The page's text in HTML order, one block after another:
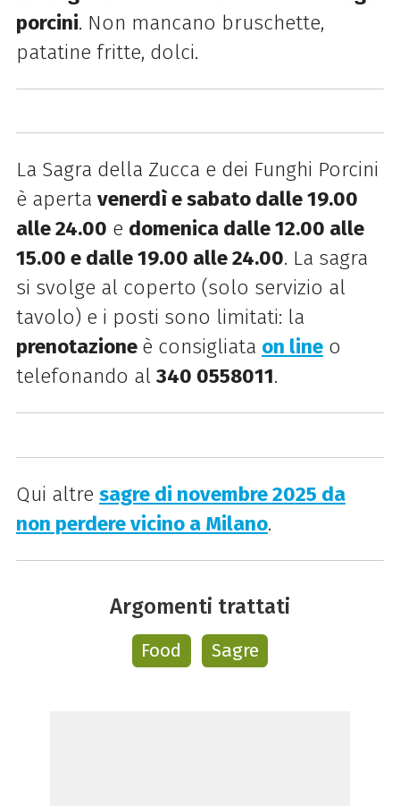
porcini. Non mancano bruschette,
patatine fritte, dolci.
La Sagra della Zucca e dei Funghi Porcini
è aperta venerdì e sabato dalle 19.00
alle 24.00 e domenica dalle 12.00 alle
15.00 e dalle 19.00 alle 24.00. La sagra
si svolge al coperto (solo servizio al
tavolo) e i posti sono limitati: la
prenotazione è consigliata on lineo
telefonando al 340 0558011.
Qui altre sagre di novembre 2025 da
non perdere vicino a Milano.
Argomenti trattati
Food Sagre